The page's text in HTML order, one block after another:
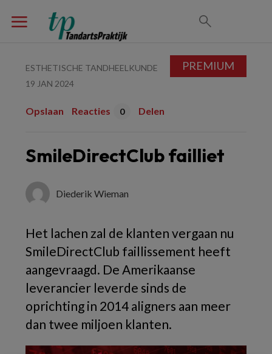
ESTHETISCHE TANDHEELKUNDE
19 JAN 2024
Opslaan Reacties 0 Delen
SmileDirectClub failliet
Diederik Wieman
Het lachen zal de klanten vergaan nu
SmileDirectClub faillissement heeft
aangevraagd. De Amerikaanse
leverancier leverde sinds de
oprichting in 2014 aligners aan meer
dan twee miljoen klanten.
PREMIUM